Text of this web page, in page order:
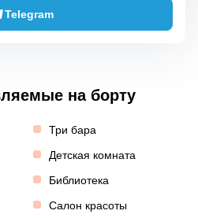
Telegram
на борту
Три бара
Детская комната
Библиотека
Салон красоты